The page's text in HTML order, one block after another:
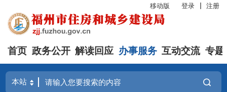
移动版 登录 注册
首页 政务公开 解读回应 办事服务 互动交流 专题